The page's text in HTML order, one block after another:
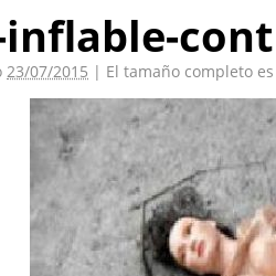
inflable-
23/07/2015 | El tamaño completo